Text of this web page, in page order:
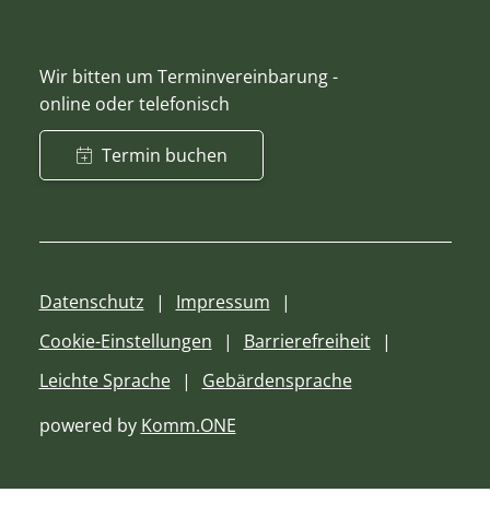
Wir bitten um Terminvereinbarung -
online oder telefonisch
Termin buchen
Datenschutz
Impressum
Cookie-Einstellungen
Barrierefreiheit
Leichte Sprache
Gebärdensprache
powered by Komm.ONE